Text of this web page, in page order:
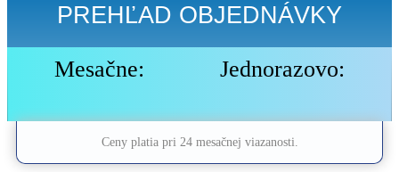
PREHĽAD OBJEDNÁVKY
Mesačne: Jednorazovo:
Ceny platia pri 24 mesačnej viazanosti.